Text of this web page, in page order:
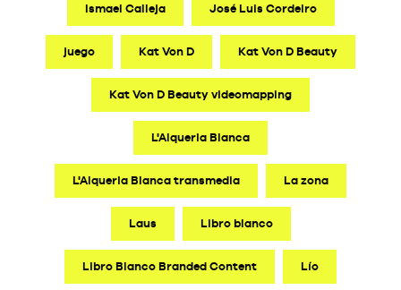
Ismael Calleja José Luis Cordeiro
juego Kat Von D Kat Von D Beauty
Kat Von D Beauty videomapping
L'Alqueria Blanca
L'Alqueria Blanca transmedia La zona
Laus Libro blanco
Libro Blanco Branded Content Lío